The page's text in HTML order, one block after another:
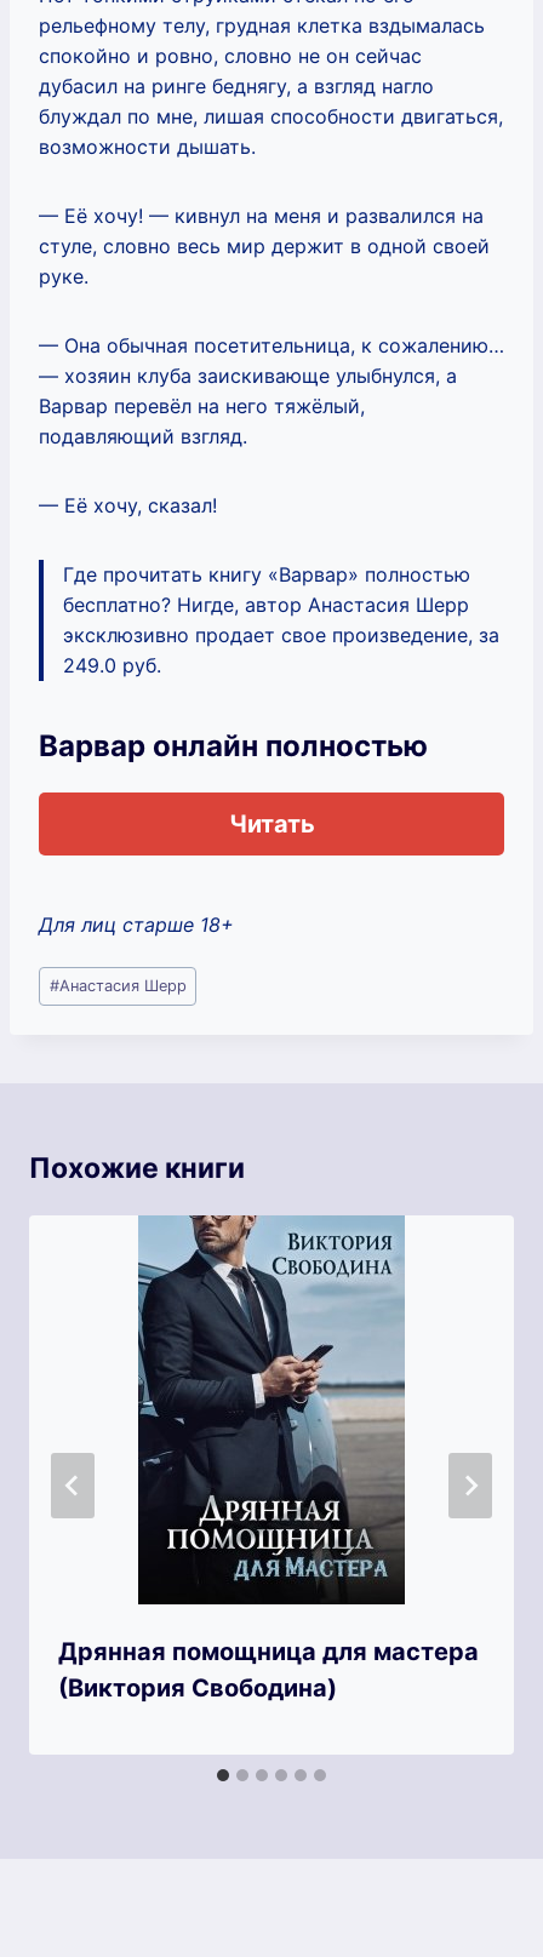
рельефному телу, грудная клетка вздымалась
спокойно и ровно, словно не он сейчас
дубасил на ринге беднягу, а взгляд нагло
блуждал по мне, лишая способности двигаться,
возможности дышать.
— Её хочу! — кивнул на меня и развалился на
стуле, словно весь мир держит в одной своей
руке.
— Она обычная посетительница, к сожалению…
— хозяин клуба заискивающе улыбнулся, а
Варвар перевёл на него тяжёлый,
подавляющий взгляд.
— Её хочу, сказал!
Где прочитать книгу «Варвар» полностью
бесплатно? Нигде, автор Анастасия Шерр
эксклюзивно продает свое произведение, за
249.0 руб.
Варвар онлайн полностью
Читать
Для лиц старше 18+
Метки
записи:
#Анастасия Шерр
Похожие книги
Дрянная помощница для мастера
(Виктория Свободина)